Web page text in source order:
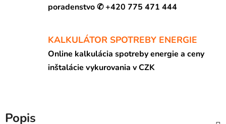
poradenstvo ✆ +420 775 471 444
KALKULÁTOR SPOTREBY ENERGIE
Online kalkulácia spotreby energie a ceny
inštalácie vykurovania v CZK
Popis